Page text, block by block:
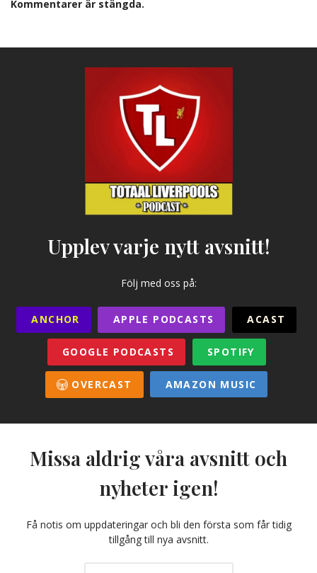
Kommentarer är stängda.
Upplev varje nytt avsnitt!
Följ med oss på:
ANCHOR APPLE PODCASTS ACAST
GOOGLE PODCASTS SPOTIFY
OVERCAST AMAZON MUSIC
Missa aldrig våra avsnitt och
nyheter igen!
Få notis om uppdateringar och bli den första som får tidig
tillgång till nya avsnitt.